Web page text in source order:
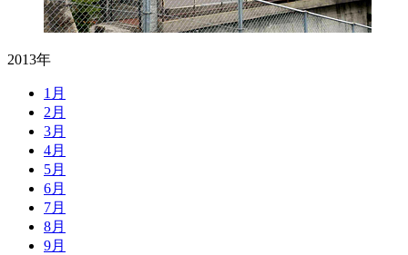
2013年
1 月
2 月
3月
4月
5月
6月
7月
8月
9月